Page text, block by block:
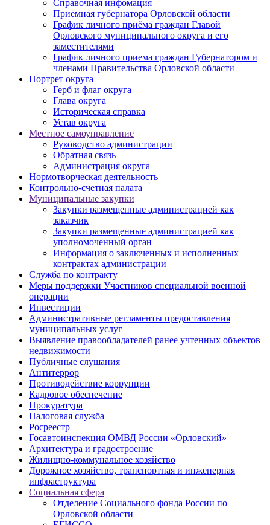
Справочная инфомация
Приёмная губернатора Орловской области
График личного приёма граждан Главой
Орловского муниципального округа и его
заместителями
График личного приема граждан Губернатором и
членами Правительства Орловской области
Портрет округа
Герб и флаг округа
Глава округа
Историческая справка
Устав округа
Местное самоуправление
Руководство администрации
Обратная связь
Администрация округа
Нормотворческая деятельность
Контрольно-счетная палата
Муниципальные закупки
Закупки размещенные администрацией как
заказчик
Закупки размещенные администрацией как
уполномоченный орган
Информация о заключенных и исполненных
контрактах администрации
Служба по контракту
Меры поддержки Участников специальной военной
операции
Инвестиции
Административные регламенты предоставления
муниципальных услуг
Выявление правообладателей ранее учтенных объектов
недвижимости
Публичные слушания
Антитеррор
Противодействие коррупции
Кадровое обеспечение
Прокуратура
Налоговая служба
Росреестр
Госавтоинспекция ОМВД России «Орловский»
Архитектура и градостроение
Жилищно-коммунальное хозяйство
Дорожное хозяйство, транспортная и инженерная
инфраструктура
Социальная сфера
Отделение Социального фонда России по
Орловской области